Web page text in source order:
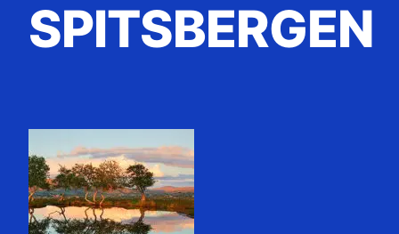
SPITSBERGEN